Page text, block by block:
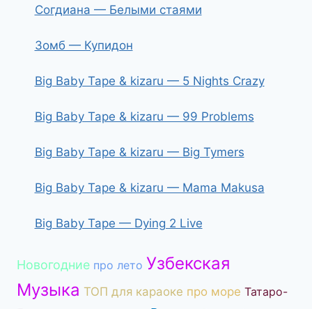
Согдиана — Белыми стаями
Зомб — Купидон
Big Baby Tape & kizaru — 5 Nights Crazy
Big Baby Tape & kizaru — 99 Problems
Big Baby Tape & kizaru — Big Tymers
Big Baby Tape & kizaru — Mama Makusa
Big Baby Tape — Dying 2 Live
Новогодние про лето Узбекская
Музыка ТОП для караоке про море Татаро-